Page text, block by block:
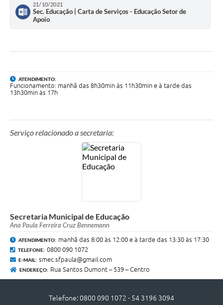
Gestão Fiscal
Quadro de Pessoal
Imóveis locados
Dúvidas frequentes
Cadastro de Fornecedores
câmara de vereadores
Proteção ambiental
21/10/2021
Sec. Educação | Carta de Serviços - Educação Setor de
Apoio
ATENDIMENTO:
Funcionamento: manhã das 8h30min às 11h30min e à tarde das
13h30min às 17h
Serviço relacionado a secretaria:
Secretaria Municipal de Educação
Ana Paula Ferreira Cruz Bennemann
ATENDIMENTO: manhã das 8:00 às 12:00 e à tarde das 13:30 às 17:30
TELEFONE: 0800 090 1072
E-MAIL: smec.sfpaula@gmail.com
ENDEREÇO: Rua Santos Dumont – 539 – Centro
Telefone: 0800 090 1072 - 54 3196 3094